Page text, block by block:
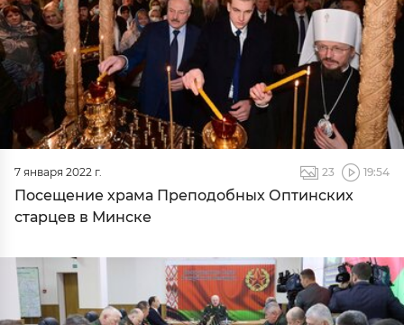
7 января 2022 г. 23 19:54
Посещение храма Преподобных Оптинских
старцев в Минске